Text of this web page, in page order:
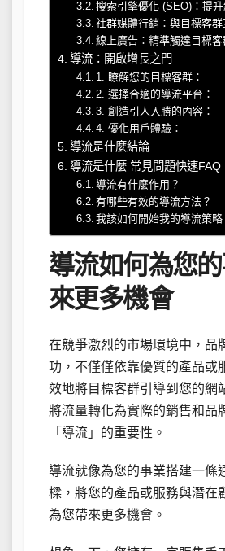
搜索引擎優化 (SEO)：提
社群媒體行銷：與目標客群
線上廣告：精準觸達目標客
導流：開啟增長之門
1. 瞭解您的目標客群：
2. 選擇合適的導流平台：
3. 創造引人入勝的內容：
4. 優化用戶體驗：
導流是什麼結論
導流是什麼 常見問題快速FAQ
導流有什麼作用？
有哪些有效的導流方法？
我該如何開始我的導流策略
導流如何為您
來更多機會
在競爭激烈的市場環境中，品
功，不僅僅依靠優質的產品或
效地將目標客群引導到您的網
將流量轉化為實際的銷售和品
「導流」的重要性。
導流就像為您的事業搭建一條
樑，將您的產品或服務與潛在
為您帶來更多機會。